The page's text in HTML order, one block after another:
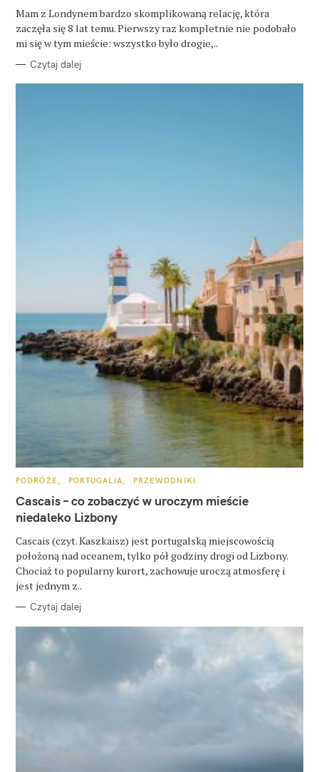
O
R
I
Mam z Londynem bardzo skomplikowaną relację, która
zaczęła się 8 lat temu. Pierwszy raz kompletnie nie podobało
mi się w tym mieście: wszystko było drogie,..
Czytaj dalej
K
T
E
G
O
I
PODRÓŻE PORTUGALIA PRZEWODNIKI
Cascais – co zobaczyć w uroczym mieście
niedaleko Lizbony
Cascais (czyt. Kaszkaisz) jest portugalską miejscowością
położoną nad oceanem, tylko pół godziny drogi od Lizbony.
Chociaż to popularny kurort, zachowuje uroczą atmosferę i
jest jednym z..
Czytaj dalej
W
y
s
u
k
a
: